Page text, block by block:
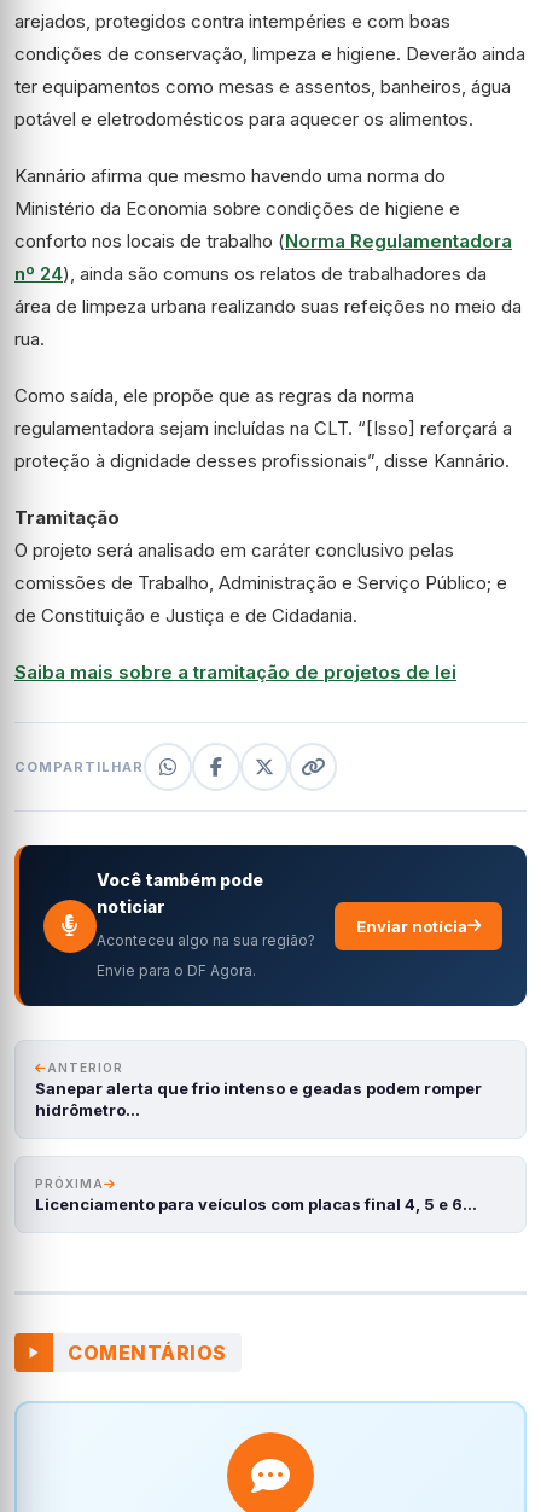
arejados, protegidos contra intempéries e com boas
condições de conservação, limpeza e higiene. Deverão ainda
ter equipamentos como mesas e assentos, banheiros, água
potável e eletrodomésticos para aquecer os alimentos.
Kannário afirma que mesmo havendo uma norma do
Ministério da Economia sobre condições de higiene e
conforto nos locais de trabalho (Norma Regulamentadora
nº 24), ainda são comuns os relatos de trabalhadores da
área de limpeza urbana realizando suas refeições no meio da
rua.
Como saída, ele propõe que as regras da norma
regulamentadora sejam incluídas na CLT. “[Isso] reforçará a
proteção à dignidade desses profissionais”, disse Kannário.
Tramitação
O projeto será analisado em caráter conclusivo pelas
comissões de Trabalho, Administração e Serviço Público; e
de Constituição e Justiça e de Cidadania.
Saiba mais sobre a tramitação de projetos de lei
COMPARTILHAR
Você também pode
noticiar
Aconteceu algo na sua região?
Envie para o DF Agora.
Enviar notícia
ANTERIOR
Sanepar alerta que frio intenso e geadas podem romper
hidrômetro…
PRÓXIMA
Licenciamento para veículos com placas final 4, 5 e 6…
COMENTÁRIOS